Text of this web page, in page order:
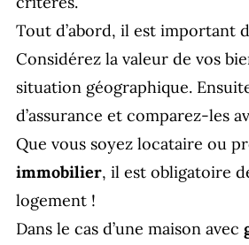
Tout d’abord, il est important
Considérez la valeur de vos
situation géographique.
d’assurance et comparez-les
Que vous soyez locataire ou
immobilier, il est obligatoire
logement !
Dans le cas d’une maison avec